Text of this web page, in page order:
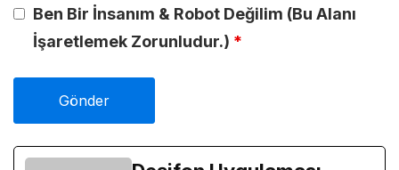
Ben Bir İnsanım & Robot Değilim (Bu Alanı
İşaretlemek Zorunludur.) *